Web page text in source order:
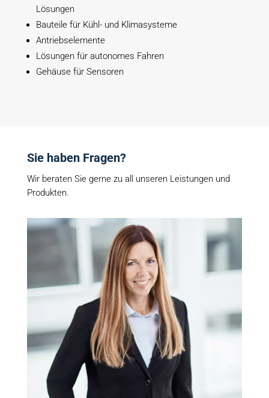
Lösungen
Bauteile für Kühl- und Klimasysteme
Antriebselemente
Lösungen für autonomes Fahren
Gehäuse für Sensoren
Sie haben Fragen?
Wir beraten Sie gerne zu all unseren Leistungen und
Produkten.